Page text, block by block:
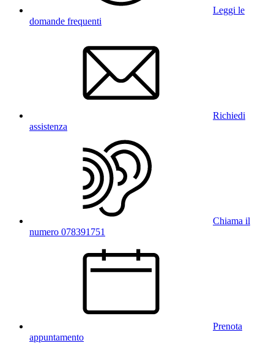
Leggi le
domande frequenti
Richiedi
assistenza
Chiama il
numero 078391751
Prenota
appuntamento